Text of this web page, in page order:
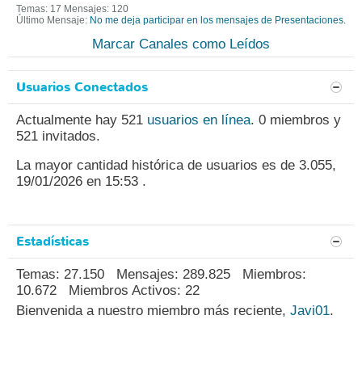
Temas: 17 Mensajes: 120
Último Mensaje: No me deja participar en los mensajes de Presentaciones.
Marcar Canales como Leídos
Usuarios Conectados
Actualmente hay 521 usuarios en línea. 0 miembros y
521 invitados.
La mayor cantidad histórica de usuarios es de 3.055,
19/01/2026 en 15:53 .
Estadísticas
Temas: 27.150 Mensajes: 289.825 Miembros:
10.672 Miembros Activos: 22
Bienvenida a nuestro miembro más reciente, Javi01.